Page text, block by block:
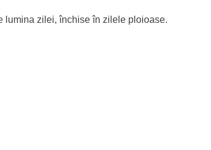
lumina zilei, închise în zilele ploioase.